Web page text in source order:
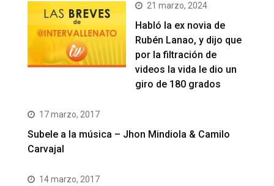
21 marzo, 2024
Habló la ex novia de
Rubén Lanao, y dijo que
por la filtración de
videos la vida le dio un
giro de 180 grados
17 marzo, 2017
Subele a la música – Jhon Mindiola & Camilo
Carvajal
14 marzo, 2017